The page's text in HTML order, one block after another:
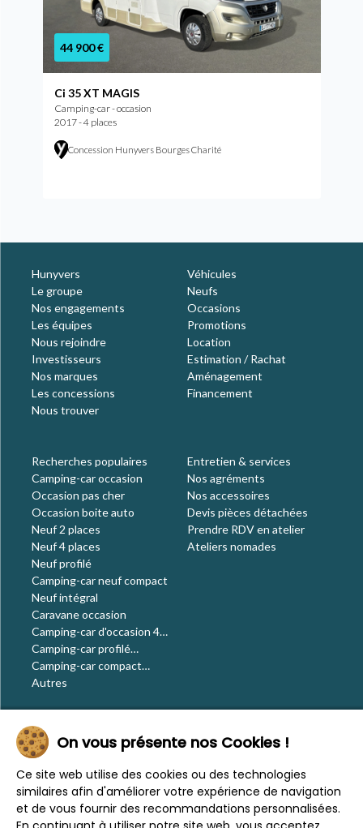
44 900 €
Ci 35 XT MAGIS
Camping-car - occasion
2017 - 4 places
Concession Hunyvers Bourges Charité
Hunyvers
Le groupe
Nos engagements
Les équipes
Nous rejoindre
Investisseurs
Nos marques
Les concessions
Nous trouver
Véhicules
Neufs
Occasions
Promotions
Location
Estimation / Rachat
Aménagement
Financement
Recherches populaires
Camping-car occasion
Occasion pas cher
Occasion boite auto
Neuf 2 places
Neuf 4 places
Neuf profilé
Camping-car neuf compact
Neuf intégral
Caravane occasion
Camping-car d'occasion 4
places
Camping-car profilé
occasion
Camping-car compact
occasion
Autres
Entretien & services
Nos agréments
Nos accessoires
Devis pièces détachées
Prendre RDV en atelier
Ateliers nomades
Le blog
Actualités
Évènements
Nos conseils
Vos voyages
CaraMaps
On vous présente nos Cookies !
Ce site web utilise des cookies ou des technologies
similaires afin d'améliorer votre expérience de navigation
et de vous fournir des recommandations personnalisées.